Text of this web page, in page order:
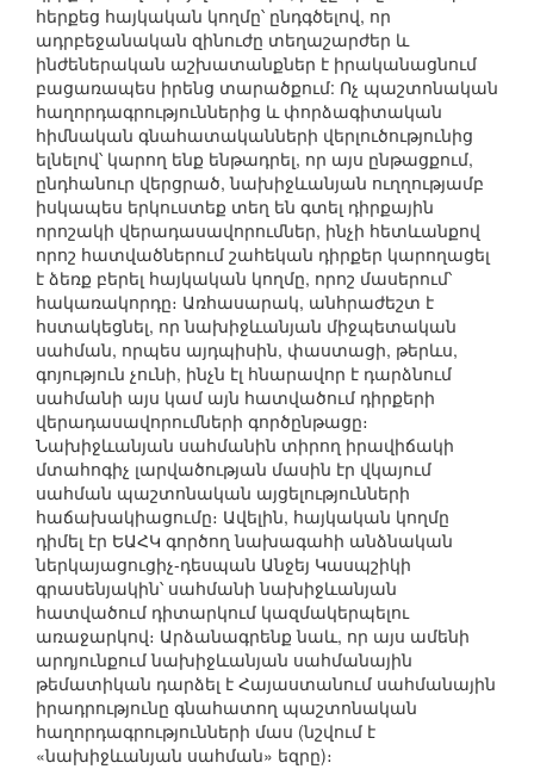
հերքեց հայկական կողմը՝ ընդգծելով, որ
ադրբեջանական զինուժը տեղաշարժեր և
ինժեներական աշխատանքներ է իրականացնում
բացառապես իրենց տարածքում: Ոչ պաշտոնական
հաղորդագրություններից և փորձագիտական
հիմնական գնահատականների վերլուծությունից
ելնելով՝ կարող ենք ենթադրել, որ այս ընթացքում,
ընդհանուր վերցրած, նախիջևանյան ուղղությամբ
իսկապես երկուստեք տեղ են գտել դիրքային
որոշակի վերադասավորումներ, ինչի հետևանքով
որոշ հատվածներում շահեկան դիրքեր կարողացել
է ձեռք բերել հայկական կողմը, որոշ մասերում՝
հակառակորդը։ Առհասարակ, անհրաժեշտ է
հստակեցնել, որ նախիջևանյան միջպետական
սահման, որպես այդպիսին, փաստացի, թերևս,
գոյություն չունի, ինչն էլ հնարավոր է դարձնում
սահմանի այս կամ այն հատվածում դիրքերի
վերադասավորումների գործընթացը։
Նախիջևանյան սահմանին տիրող իրավիճակի
մտահոգիչ լարվածության մասին էր վկայում
սահման պաշտոնական այցելությունների
հաճախակիացումը։ Ավելին, հայկական կողմը
դիմել էր ԵԱՀԿ գործող նախագահի անձնական
ներկայացուցիչ-դեսպան Անջեյ Կասպշիկի
գրասենյակին՝ սահմանի նախիջևանյան
հատվածում դիտարկում կազմակերպելու
առաջարկով։ Արձանագրենք նաև, որ այս ամենի
արդյունքում նախիջևանյան սահմանային
թեմատիկան դարձել է Հայաստանում սահմանային
իրադրությունը գնահատող պաշտոնական
հաղորդագրությունների մաս (նշվում է
«նախիջևանյան սահման» եզրը)։